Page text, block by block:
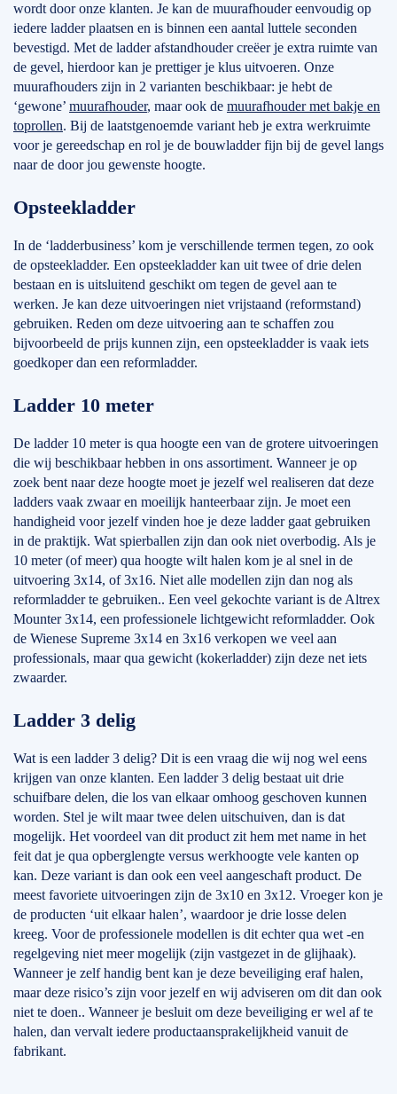
wordt door onze klanten. Je kan de muurafhouder eenvoudig op
iedere ladder plaatsen en is binnen een aantal luttele seconden
bevestigd. Met de ladder afstandhouder creëer je extra ruimte van
de gevel, hierdoor kan je prettiger je klus uitvoeren. Onze
muurafhouders zijn in 2 varianten beschikbaar: je hebt de
‘gewone’ muurafhouder, maar ook de muurafhouder met bakje en
toprollen. Bij de laatstgenoemde variant heb je extra werkruimte
voor je gereedschap en rol je de bouwladder fijn bij de gevel langs
naar de door jou gewenste hoogte.
Opsteekladder
In de ‘ladderbusiness’ kom je verschillende termen tegen, zo ook
de opsteekladder. Een opsteekladder kan uit twee of drie delen
bestaan en is uitsluitend geschikt om tegen de gevel aan te
werken. Je kan deze uitvoeringen niet vrijstaand (reformstand)
gebruiken. Reden om deze uitvoering aan te schaffen zou
bijvoorbeeld de prijs kunnen zijn, een opsteekladder is vaak iets
goedkoper dan een reformladder.
Ladder 10 meter
De ladder 10 meter is qua hoogte een van de grotere uitvoeringen
die wij beschikbaar hebben in ons assortiment. Wanneer je op
zoek bent naar deze hoogte moet je jezelf wel realiseren dat deze
ladders vaak zwaar en moeilijk hanteerbaar zijn. Je moet een
handigheid voor jezelf vinden hoe je deze ladder gaat gebruiken
in de praktijk. Wat spierballen zijn dan ook niet overbodig. Als je
10 meter (of meer) qua hoogte wilt halen kom je al snel in de
uitvoering 3x14, of 3x16. Niet alle modellen zijn dan nog als
reformladder te gebruiken.. Een veel gekochte variant is de Altrex
Mounter 3x14, een professionele lichtgewicht reformladder. Ook
de Wienese Supreme 3x14 en 3x16 verkopen we veel aan
professionals, maar qua gewicht (kokerladder) zijn deze net iets
zwaarder.
Ladder 3 delig
Wat is een ladder 3 delig? Dit is een vraag die wij nog wel eens
krijgen van onze klanten. Een ladder 3 delig bestaat uit drie
schuifbare delen, die los van elkaar omhoog geschoven kunnen
worden. Stel je wilt maar twee delen uitschuiven, dan is dat
mogelijk. Het voordeel van dit product zit hem met name in het
feit dat je qua opberglengte versus werkhoogte vele kanten op
kan. Deze variant is dan ook een veel aangeschaft product. De
meest favoriete uitvoeringen zijn de 3x10 en 3x12. Vroeger kon je
de producten ‘uit elkaar halen’, waardoor je drie losse delen
kreeg. Voor de professionele modellen is dit echter qua wet -en
regelgeving niet meer mogelijk (zijn vastgezet in de glijhaak).
Wanneer je zelf handig bent kan je deze beveiliging eraf halen,
maar deze risico’s zijn voor jezelf en wij adviseren om dit dan ook
niet te doen.. Wanneer je besluit om deze beveiliging er wel af te
halen, dan vervalt iedere productaansprakelijkheid vanuit de
fabrikant.